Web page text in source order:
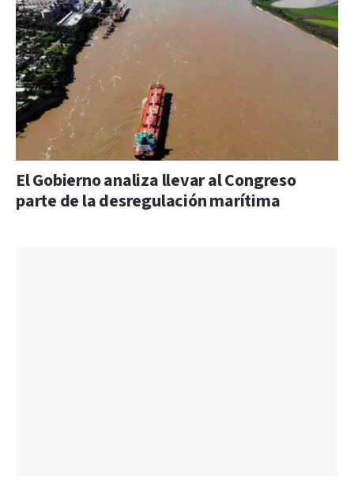
El Gobierno analiza llevar al Congreso
parte de la desregulación marítima